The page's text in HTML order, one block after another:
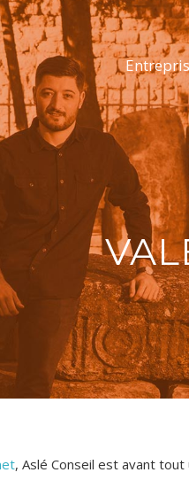
, Aslé Conseil est avant